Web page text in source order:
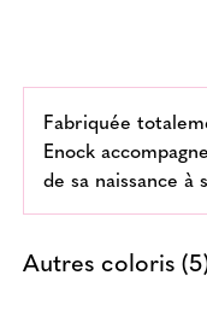
Fabriquée
Enock
de sa naissance à
Autres coloris